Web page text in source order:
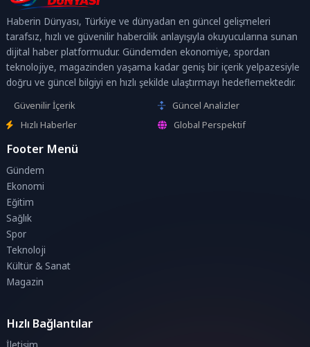
Haberin Dünyası, Türkiye ve dünyadan en güncel gelişmeleri
tarafsız, hızlı ve güvenilir habercilik anlayışıyla okuyucularına sunan
dijital haber platformudur. Gündemden ekonomiye, spordan
teknolojiye, magazinden yaşama kadar geniş bir içerik yelpazesiyle
doğru ve güncel bilgiyi en hızlı şekilde ulaştırmayı hedeflemektedir.
Güvenilir İçerik
Güncel Analizler
Hızlı Haberler
Global Perspektif
Footer Menü
Gündem
Ekonomi
Eğitim
Sağlık
Spor
Teknoloji
Kültür & Sanat
Magazin
Hızlı Bağlantılar